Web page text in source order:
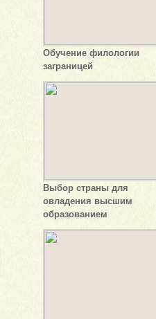
Обучение филологии
заграницей
Выбор страны для
овладения высшим
образованием